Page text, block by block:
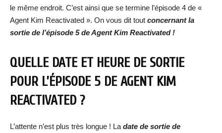
le même endroit. C’est ainsi que se termine l’épisode 4 de «
Agent Kim Reactivated ». On vous dit tout concernant la
sortie de l’épisode 5 de Agent Kim Reactivated !
QUELLE DATE ET HEURE DE SORTIE
POUR L’ÉPISODE 5 DE AGENT KIM
REACTIVATED ?
L’attente n’est plus très longue ! La date de sortie de